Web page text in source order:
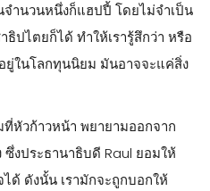
ำนวนหนึ่งก็แฮปปี้ โดยไม่จำเป็น
ปไตยก็ได้ ทำให้เรารู้สึกว่า หรือ
ยู่ในโลกทุนนิยม มันอาจจะแค่สิ่ง
หัวก้าวหน้า พยายามออกจาก
ซึ่งประธานาธิบดี Raul ยอมให้
ด้ ดังนั้น เรามักจะถูกบอกให้